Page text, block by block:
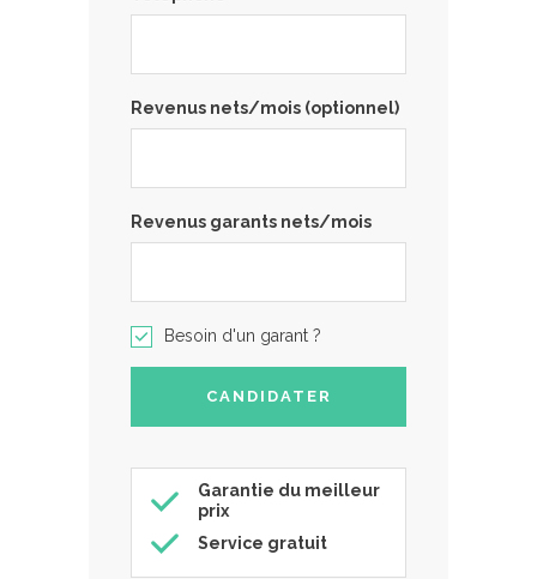
Revenus nets/mois (optionnel)
Revenus garants nets/mois
Besoin d'un garant ?
Garantie du meilleur
prix
Service gratuit